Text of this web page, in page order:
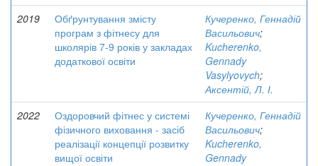
2019
Обґрунтування змісту
програм з фітнесу для
школярів 7-9 років у закладах
додаткової освіти
Кучеренко, Геннадій
Васильович;
Kucherenko,
Gennady
Vasylyovych;
Аксентій, Л. І.
2022
Оздоровчий фітнес у системі
фізичного виховання - засіб
реалізації концепції розвитку
вищої освіти
Кучеренко, Геннадій
Васильович;
Kucherenko,
Gennady